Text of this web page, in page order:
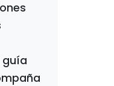
guía